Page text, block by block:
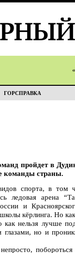
ГОРСПРАВКА
пройдет в
команды страны.
спорта, в том
ледовая арена
и
кёрлинга. Но
нельзя лучше
но и